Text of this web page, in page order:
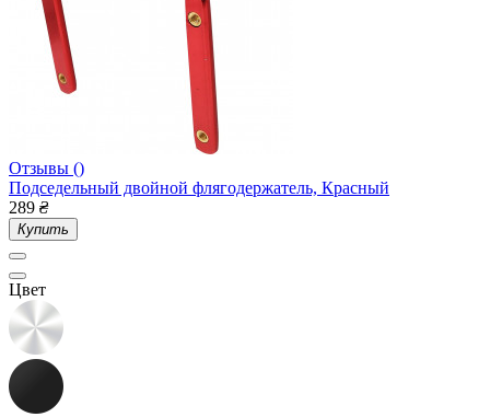
Отзывы ()
Подседельный двойной флягодержатель, Красный
289 ₴
Купить
Цвет